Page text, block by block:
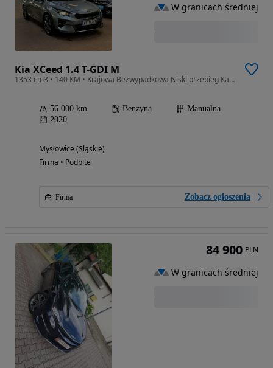
Kia XCeed 1.4 T-GDI M
1353 cm3 • 140 KM • Krajowa Bezwypadkowa Niski przebieg Kamera Nawigacja FV23%
56 000 km Benzyna
Manualna
2020
Mysłowice (Śląskie)
Firma • Podbite
Firma Zobacz ogłoszenia
W granicach średniej
84 900 PLN
W granicach średniej